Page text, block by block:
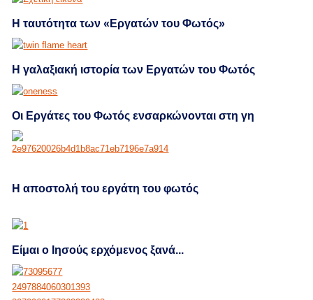
Η ταυτότητα των «Εργατών του Φωτός»
Η γαλαξιακή ιστορία των Εργατών του Φωτός
Οι Εργάτες του Φωτός ενσαρκώνονται στη γη
H αποστολή του εργάτη του φωτός
Είμαι ο Ιησούς ερχόμενος ξανά...